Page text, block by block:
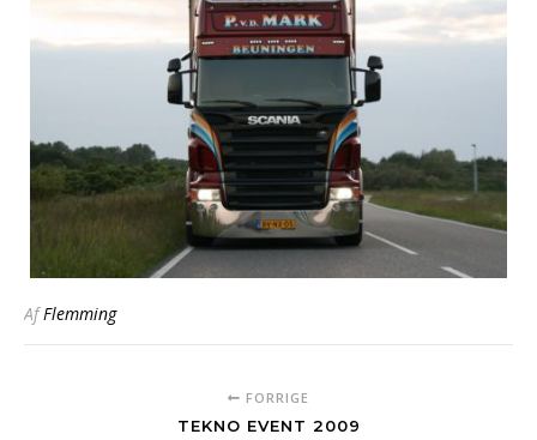
AfFlemming
FORRIGE
TEKNO EVENT 2009